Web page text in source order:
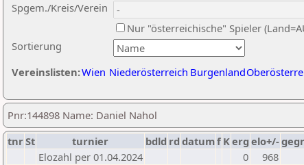
Sortierung
Spgem./Kreis/Verein
Nur "österreichische" Spieler
Vereinslisten:Wien Niederösterreich Burgenland
Pnr:144898 Name: Daniel Nahol
tnrSt turnier bdld rd datumf Kerg elo+/-
Elozahl per 01.04.2024
0
968